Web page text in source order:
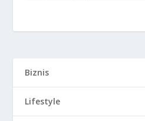
Biznis
Lifestyle